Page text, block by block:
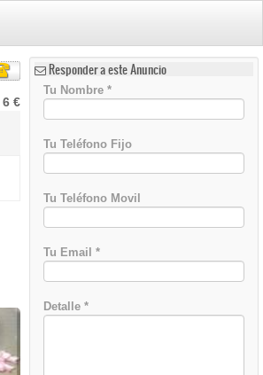
6 €
Responder a este Anuncio
Tu Nombre*
Tu Teléfono Fijo
Tu Teléfono Movil
Tu Email*
Detalle*